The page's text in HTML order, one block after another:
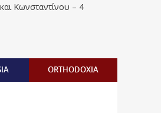
Kωνσταντίνου – 4
ORTHODOXIA